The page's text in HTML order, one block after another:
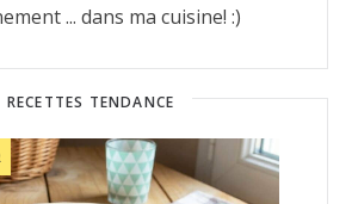
... dans ma cuisine! :)
RECETTES TENDANCE